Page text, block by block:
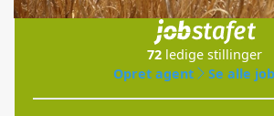
i samarbejde med
72 ledige stillinger
Opret agent
Se alle